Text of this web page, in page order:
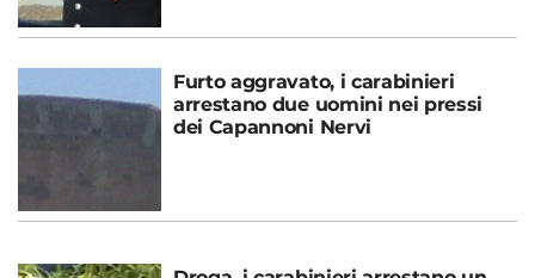
Furto aggravato, i carabinieri
arrestano due uomini nei pressi
dei Capannoni Nervi